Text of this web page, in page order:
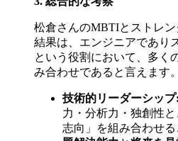
松倉さんのMBTIとストレ
結果は、エンジニアであり
という役割において、多く
み合わせであると言えます。
技術的リーダーシップ:
力・分析力・独創性
志向」を組み合わせる